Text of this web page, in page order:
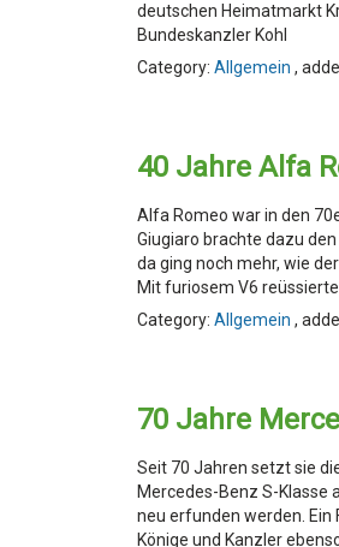
deutschen Heimatmarkt
Bundeskanzler Kohl
Category: Allgemein ,
40 Jahre Alfa
Alfa Romeo war in den
Giugiaro brachte dazu
da ging noch mehr, wie
Mit furiosem V6
Category: Allgemein ,
70 Jahre
Seit 70 Jahren setzt sie
Mercedes-Benz S-Klasse
neu erfunden werden. Ein
Könige und Kanzler